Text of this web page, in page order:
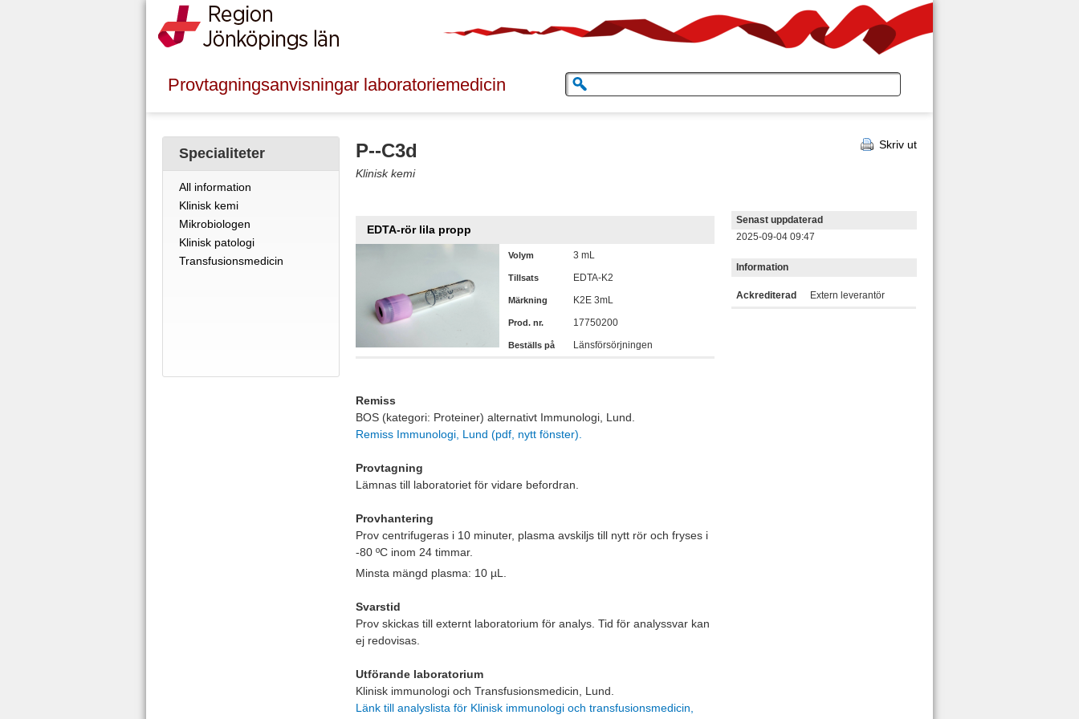
Provtagningsanvisningar laboratoriemedicin
Specialiteter
All information
Klinisk kemi
Mikrobiologen
Klinisk patologi
Transfusionsmedicin
Skriv ut
P--C3d
Klinisk kemi
EDTA-rör lila propp
Volym 3 mL
Tillsats EDTA-K2
Märkning K2E 3mL
Prod. nr. 17750200
Beställs på Länsförsörjningen
Remiss
BOS (kategori: Proteiner) alternativt Immunologi, Lund.
Remiss Immunologi, Lund (pdf, nytt fönster).
Provtagning
Lämnas till laboratoriet för vidare befordran.
Provhantering
Prov centrifugeras i 10 minuter, plasma avskiljs till nytt rör och fryses i
-80 ºC inom 24 timmar.
Minsta mängd plasma: 10 µL.
Svarstid
Prov skickas till externt laboratorium för analys. Tid för analyssvar kan
ej redovisas.
Utförande laboratorium
Klinisk immunologi och Transfusionsmedicin, Lund.
Länk till analyslista för Klinisk immunologi och transfusionsmedicin,
Senast uppdaterad
2025-09-04 09:47
Information
Ackrediterad Extern leverantör